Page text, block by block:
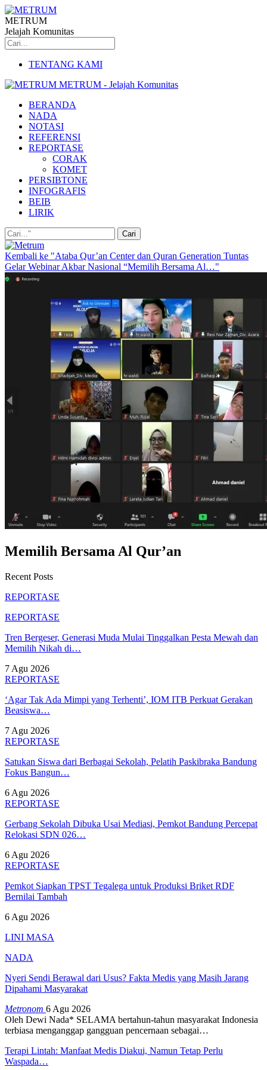
METRUM
Jelajah Komunitas
TENTANG KAMI
METRUM - Jelajah Komunitas
BERANDA
NADA
NOTASI
REFERENSI
REPORTASE
CORAK
KOMET
PERSIBTONE
INFOGRAFIS
BEIB
LIRIK
Kembali ke "Ataba Qur’an Center dan Quran Generation Tuntas
Gelar Webinar Akbar Nasional “Memilih Bersama Al…"
Memilih Bersama Al Qur’an
Recent Posts
REPORTASE
REPORTASE
Tren Bergeser, Generasi Muda Mulai Tinggalkan Pesta Mewah dan
Memilih Nikah di…
7 Agu 2026
REPORTASE
‘Agar Tak Ada Mimpi yang Terhenti’, IOM ITB Perkuat Gerakan
Beasiswa…
7 Agu 2026
REPORTASE
Satukan Siswa dari Berbagai Sekolah, Pelatih Paskibraka Bandung
Fokus Bangun…
6 Agu 2026
REPORTASE
Gerbang Sekolah Dibuka Usai Mediasi, Pemkot Bandung Percepat
Relokasi SDN 026…
6 Agu 2026
REPORTASE
Pemkot Siapkan TPST Tegalega untuk Produksi Briket RDF
Bernilai Tambah
6 Agu 2026
LINI MASA
NADA
Nyeri Sendi Berawal dari Usus? Fakta Medis yang Masih Jarang
Dipahami Masyarakat
Metronom 6 Agu 2026
Oleh Dewi Nada* SELAMA bertahun-tahun masyarakat Indonesia
terbiasa menganggap gangguan pencernaan sebagai…
Terapi Lintah: Manfaat Medis Diakui, Namun Tetap Perlu
Waspada…